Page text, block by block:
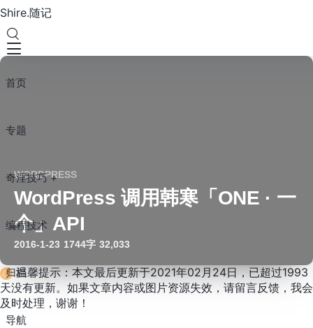
Shire.随记
首页
专题
奇淫技巧 +
编程技术
归档
导航
WORDPRESS
WordPress 调用韩寒「ONE · 一
个」API
2016-1-23 1744字 32,033
温馨提示：本文最后更新于2021年02月24日，已超过1993
天没有更新。如果文章内容或图片资源失效，请留言反馈，我会
及时处理，谢谢！